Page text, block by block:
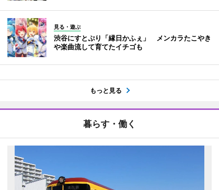
見る・遊ぶ
渋谷にすとぷり「縁日かふぇ」 メンカラたこやき
や楽曲流して育てたイチゴも
もっと見る
暮らす・働く